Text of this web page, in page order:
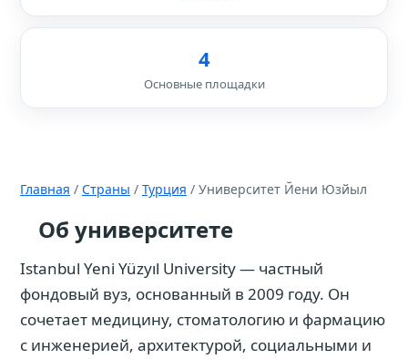
4
Основные площадки
Главная / Страны / Турция / Университет Йени Юзйыл
Об университете
Istanbul Yeni Yüzyıl University — частный
фондовый вуз, основанный в 2009 году. Он
сочетает медицину, стоматологию и фармацию
с инженерией, архитектурой, социальными и